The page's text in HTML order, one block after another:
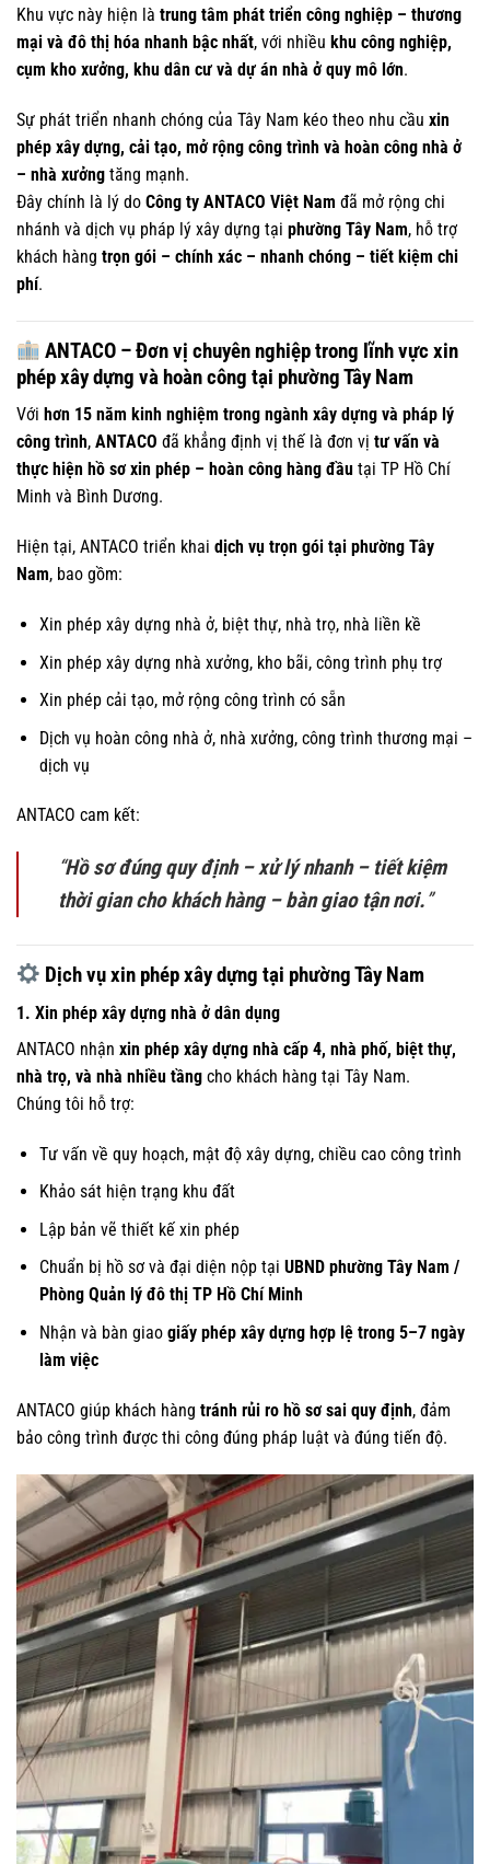
Khu vực này hiện là trung tâm phát triển công nghiệp – thương
mại và đô thị hóa nhanh bậc nhất, với nhiều khu công nghiệp,
cụm kho xưởng, khu dân cư và dự án nhà ở quy mô lớn.
Sự phát triển nhanh chóng của Tây Nam kéo theo nhu cầu xin
phép xây dựng, cải tạo, mở rộng công trình và hoàn công nhà ở
– nhà xưởng tăng mạnh.
Đây chính là lý do Công ty ANTACO Việt Nam đã mở rộng chi
nhánh và dịch vụ pháp lý xây dựng tại phường Tây Nam, hỗ trợ
khách hàng trọn gói – chính xác – nhanh chóng – tiết kiệm chi
phí.
ANTACO – Đơn vị chuyên nghiệp trong lĩnh vực xin
phép xây dựng và hoàn công tại phường Tây Nam
Với hơn 15 năm kinh nghiệm trong ngành xây dựng và pháp lý
công trình, ANTACO đã khẳng định vị thế là đơn vị tư vấn và
thực hiện hồ sơ xin phép – hoàn công hàng đầu tại TP Hồ Chí
Minh và Bình Dương.
Hiện tại, ANTACO triển khai dịch vụ trọn gói tại phường Tây
Nam, bao gồm:
Xin phép xây dựng nhà ở, biệt thự, nhà trọ, nhà liền kề
Xin phép xây dựng nhà xưởng, kho bãi, công trình phụ trợ
Xin phép cải tạo, mở rộng công trình có sẵn
Dịch vụ hoàn công nhà ở, nhà xưởng, công trình thương mại –
dịch vụ
ANTACO cam kết:
“Hồ sơ đúng quy định – xử lý nhanh – tiết kiệm
thời gian cho khách hàng – bàn giao tận nơi.”
Dịch vụ xin phép xây dựng tại phường Tây Nam
1. Xin phép xây dựng nhà ở dân dụng
ANTACO nhận xin phép xây dựng nhà cấp 4, nhà phố, biệt thự,
nhà trọ, và nhà nhiều tầng cho khách hàng tại Tây Nam.
Chúng tôi hỗ trợ:
Tư vấn về quy hoạch, mật độ xây dựng, chiều cao công trình
Khảo sát hiện trạng khu đất
Lập bản vẽ thiết kế xin phép
Chuẩn bị hồ sơ và đại diện nộp tại UBND phường Tây Nam /
Phòng Quản lý đô thị TP Hồ Chí Minh
Nhận và bàn giao giấy phép xây dựng hợp lệ trong 5–7 ngày
làm việc
ANTACO giúp khách hàng tránh rủi ro hồ sơ sai quy định, đảm
bảo công trình được thi công đúng pháp luật và đúng tiến độ.